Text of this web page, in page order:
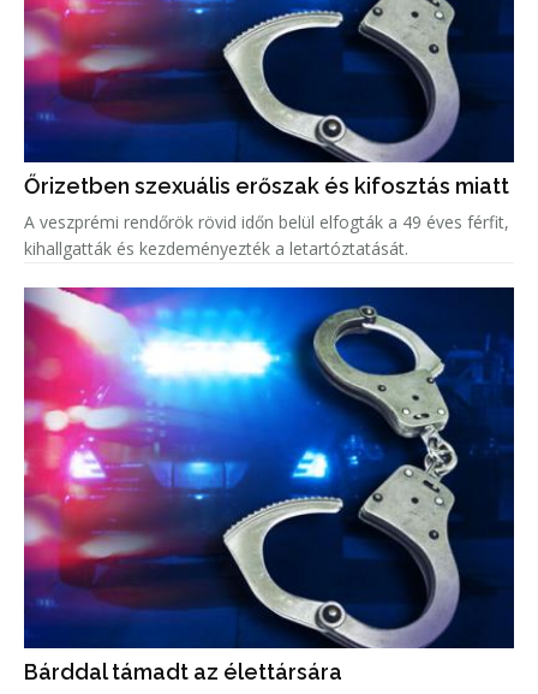
Őrizetben szexuális erőszak és kifosztás miatt
A veszprémi rendőrök rövid időn belül elfogták a 49 éves férfit,
kihallgatták és kezdeményezték a letartóztatását.
Bárddal támadt az élettársára